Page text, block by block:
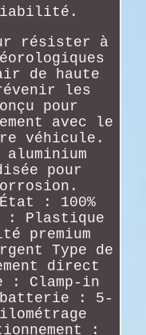
résister à
de haute
les
pour
avec le
véhicule.
pour
: 100%
: Plastique
premium
Type de
direct
: Clamp-in
batterie : 5-
: